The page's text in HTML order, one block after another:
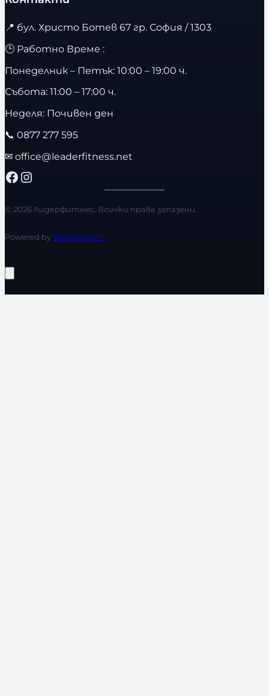
📍 бул. Христо Ботев 67 гр. София / 1303
🕒 Работно Време :
Понеделник – Петък: 10:00 – 19:00 ч.
Събота: 11:00 – 17:00 ч.
Неделя: Почивен ден
📞 0877 277 595
✉ office@leaderfitness.net
Facebook Instagram
© 2026 Лидерфитнес. Всички права запазени.
Powered byWebStation™